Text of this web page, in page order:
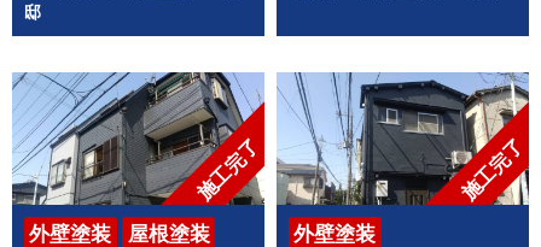
邸
施工完了
外壁塗装
屋根塗装
施工完了
外壁塗装